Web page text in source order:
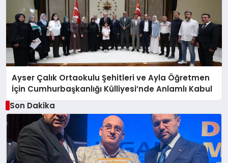
Ayser Çalık Ortaokulu Şehitleri ve Ayla Öğretmen
İçin Cumhurbaşkanlığı Külliyesi’nde Anlamlı Kabul
Son Dakika